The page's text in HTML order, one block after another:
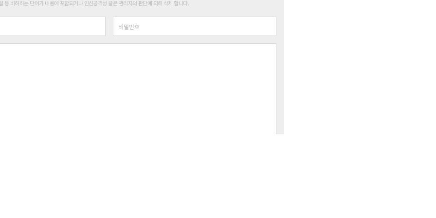
등 비하하는 단어가 내용에 포함되거나 인신공격성 글은 관리자의 판단에 의해 삭제 합니다.